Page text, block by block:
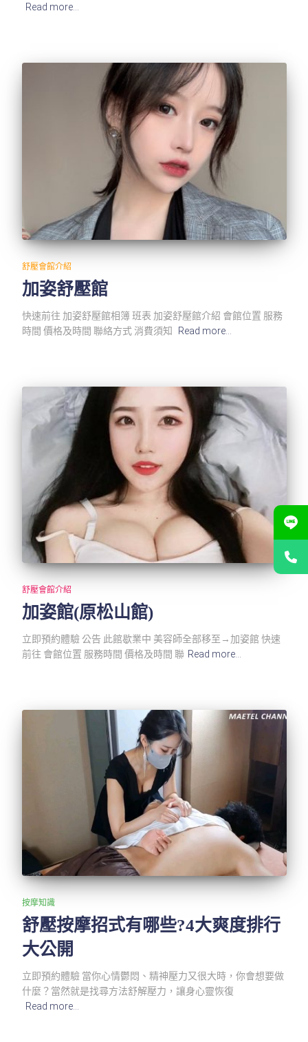
Read more…
舒壓會館介紹
加姿舒壓館
快速前往 加姿舒壓館相簿 班表 加姿舒壓館介紹 會館位置 服務
時間 價格及時間 聯絡方式 消費須知
Read more…
舒壓會館介紹
加姿館(原松山館)
立即預約體驗 公告 此館歇業中 美容師全部移至→加姿館 快速
前往 會館位置 服務時間 價格及時間 聯 Read more…
按摩知識
舒壓按摩招式有哪些?4大爽度排行
大公開
立即預約體驗 當你心情鬱悶、精神壓力又很大時，你會想要做
什麼？當然就是找尋方法舒解壓力，讓身心靈恢復
Read more…